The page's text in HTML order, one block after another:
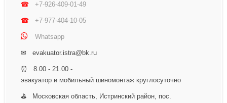
☎ +7-926-409-01-49
☎ +7-977-404-10-05
Whatsapp
✉ evakuator.istra@bk.ru
⏰ 8.00 - 21.00 -
эвакуатор и мобильный шиномонтаж круглосуточно
⛳ Московская область, Истринский район, пос.